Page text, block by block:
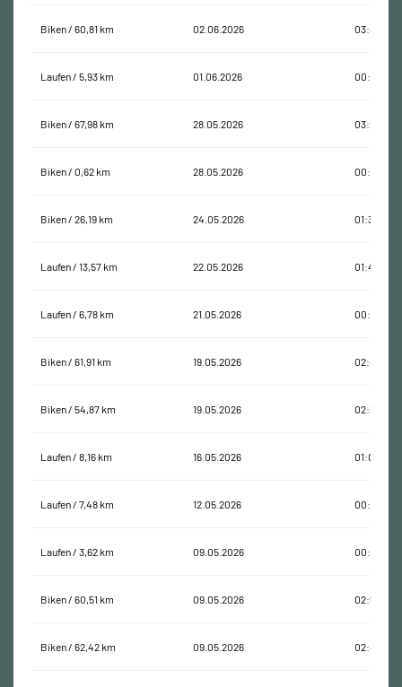
Biken / 60,81 km 02.06.2026 03:45:33
Laufen / 5,93 km 01.06.2026 00:40:14
Biken / 67,98 km 28.05.2026 03:20:03
Biken / 0,62 km 28.05.2026 00:04:03
Biken / 26,19 km 24.05.2026 01:35:44
Laufen / 13,57 km 22.05.2026 01:41:10
Laufen / 6,78 km 21.05.2026 00:55:05
Biken / 61,91 km 19.05.2026 02:40:21
Biken / 54,87 km 19.05.2026 02:39:56
Laufen / 8,16 km 16.05.2026 01:02:20
Laufen / 7,48 km 12.05.2026 00:51:33
Laufen / 3,62 km 09.05.2026 00:31:26
Biken / 60,51 km 09.05.2026 02:50:18
Biken / 62,42 km 09.05.2026 02:48:51